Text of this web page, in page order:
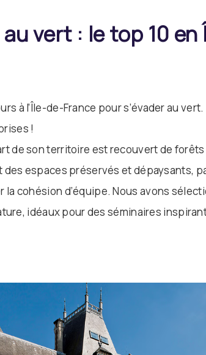
vert : le top 10
à l’Île-de-France pour s’évader au
!
de son territoire est recouvert de forêts
des espaces préservés et dépaysants,
cohésion d’équipe. Nous avons
idéaux pour des séminaires